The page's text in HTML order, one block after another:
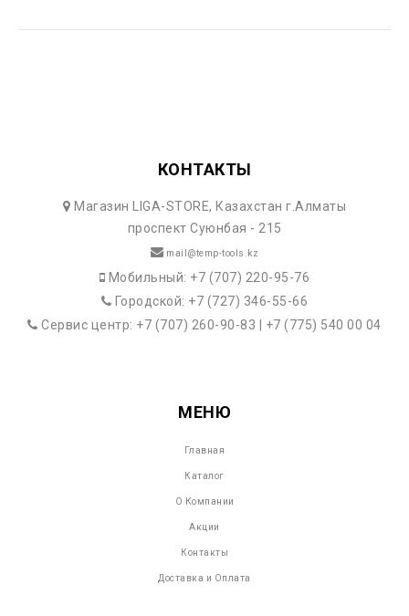
КОНТАКТЫ
Магазин LIGA-STORE, Казахстан г.Алматы
проспект Суюнбая - 215
mail@temp-tools.kz
Мобильный: +7 (707) 220-95-76
Городской: +7 (727) 346-55-66
Сервис центр: +7 (707) 260-90-83 | +7 (775) 540 00 04
МЕНЮ
Главная
Каталог
О Компании
Акции
Контакты
Доставка и Оплата